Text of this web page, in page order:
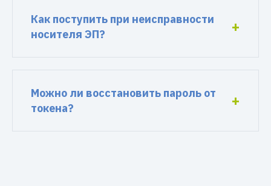
Как поступить при неисправности
носителя ЭП?
Можно ли восстановить пароль от
токена?